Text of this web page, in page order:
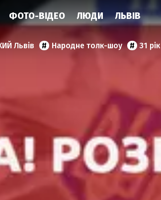
ФОТО-ВІДЕО ЛЮДИ ЛЬВІВ
Львів Народне толк-шоу 31